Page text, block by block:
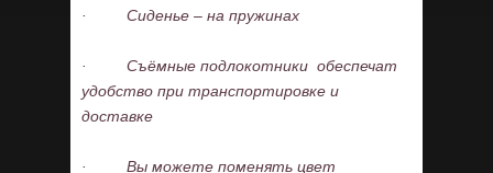
· Сиденье – на пружинах
· Съёмные подлокотники обеспечат
удобство при транспортировке и
доставке
· Вы можете поменять цвет